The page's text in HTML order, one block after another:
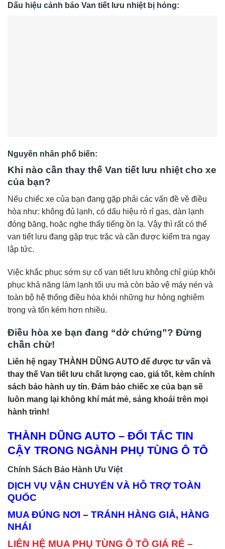
Dấu hiệu cảnh báo Van tiết lưu nhiệt bị hỏng:
Nguyên nhân phổ biến:
Khi nào cần thay thế Van tiết lưu nhiệt cho xe
của bạn?
Nếu chiếc xe của bạn đang gặp phải các vấn đề về điều
hòa như: không đủ lạnh, có dấu hiệu rò rỉ gas, dàn lạnh
đóng băng, hoặc nghe thấy tiếng ồn lạ. Vậy thì rất có thể
van tiết lưu đang gặp trục trặc và cần được kiểm tra ngay
lập tức.
Việc khắc phục sớm sự cố van tiết lưu không chỉ giúp khôi
phục khả năng làm lạnh tối ưu mà còn bảo vệ máy nén và
toàn bộ hệ thống điều hòa khỏi những hư hỏng nghiêm
trọng và tốn kém hơn nhiều.
Điều hòa xe bạn đang “dở chứng”? Đừng
chần chừ!
Liên hệ ngay THÀNH DŨNG AUTO để được tư vấn và
thay thế Van tiết lưu chất lượng cao, giá tốt, kèm chính
sách bảo hành uy tín. Đảm bảo chiếc xe của bạn sẽ
luôn mang lại không khí mát mẻ, sảng khoái trên mọi
hành trình!
THÀNH DŨNG AUTO – ĐỐI TÁC TIN
CẬY TRONG NGÀNH PHỤ TÙNG Ô TÔ
Chính Sách Bảo Hành Ưu Việt
DỊCH VỤ VẬN CHUYỂN VÀ HỖ TRỢ TOÀN
QUỐC
MUA ĐÚNG NƠI – TRÁNH HÀNG GIẢ, HÀNG
NHÁI
LIÊN HỆ MUA PHỤ TÙNG Ô TÔ GIÁ RẺ –